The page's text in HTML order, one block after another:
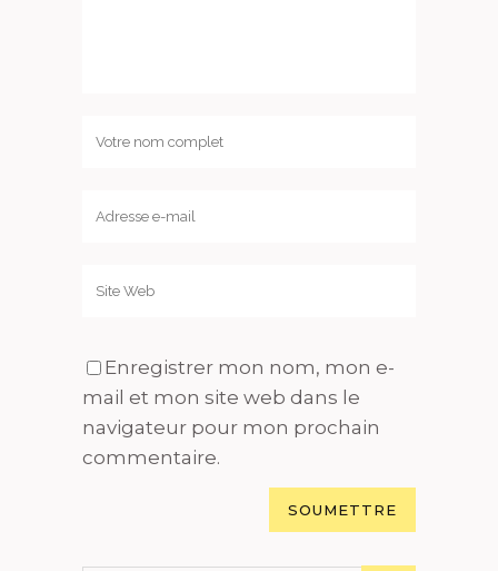
Enregistrer mon nom, mon e-
mail et mon site web dans le
navigateur pour mon prochain
commentaire.